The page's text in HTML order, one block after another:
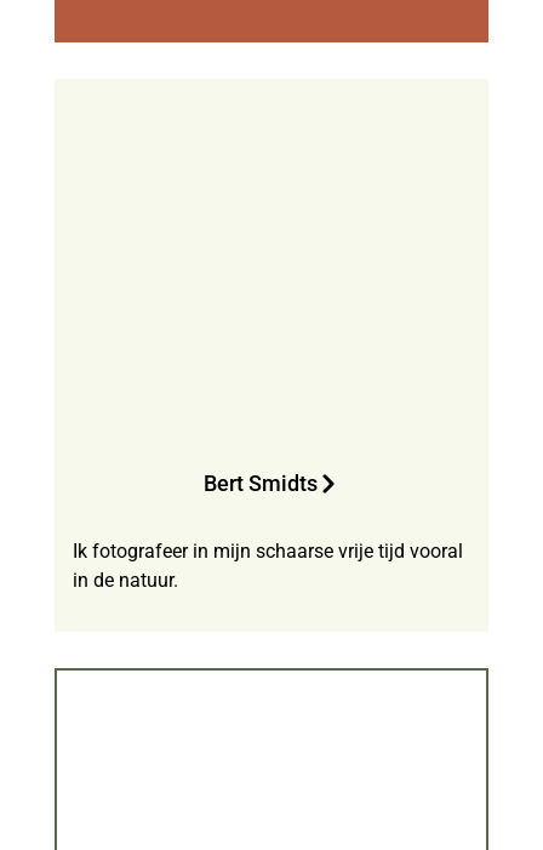
Bert Smidts
Ik fotografeer in mijn schaarse vrije tijd vooral
in de natuur.